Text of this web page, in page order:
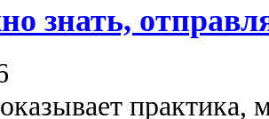
знать,
практика,